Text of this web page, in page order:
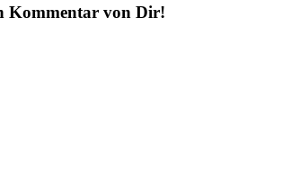
Kommentar von Dir!